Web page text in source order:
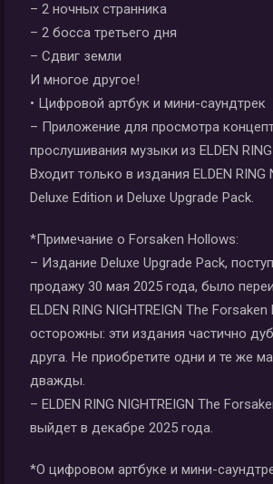
– 2 ночных странника
– 2 босса третьего дня
– Сдвиг земли
И многое другое!
• Цифровой артбук и мини-саундтрек
– Приложение для просмотра
прослушивания музыки из ELDEN RING
Входит только в издания ELDEN RING
Deluxe Edition и Deluxe Upgrade Pack.
*Примечание о Forsaken Hollows:
– Издание Deluxe Upgrade Pack,
продажу 30 мая 2025 года, было
ELDEN RING NIGHTREIGN The
осторожны: эти издания частично
друга. Не приобретите одни и те же
дважды.
– ELDEN RING NIGHTREIGN The
выйдет в декабре 2025 года.
*О цифровом артбуке и мини-